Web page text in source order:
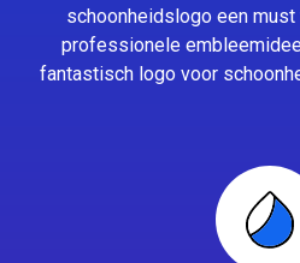
schoonheidslogo een must
professionele
fantastisch logo voor